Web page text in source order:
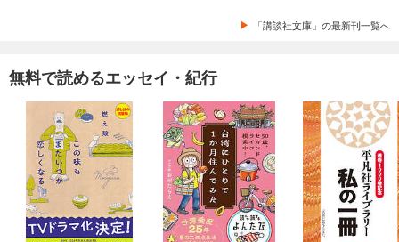
「講談社文庫」の最新刊一覧へ
無料で読めるエッセイ・紀行